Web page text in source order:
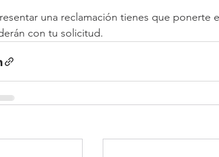
una reclamación tienes que ponerte
con tu solicitud.